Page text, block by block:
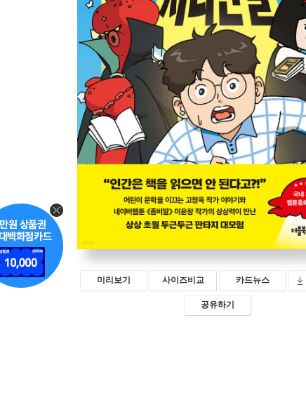
미리보기 사이즈비교 카드뉴스
공유하기